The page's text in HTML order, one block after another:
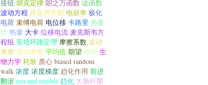
接链 胡克定律 朗之万函数 波函数
波动方程 薛定谔方程 电容率 极化
电荷 束缚电荷 电位移 卡路里 热量
计 热量 大卡 位移电流 麦克斯韦方
程组 安培环路定理 摩擦系数 滚动
摩擦 滑动摩擦 平均值 期望 概率 生
物力学 耗散 质心 biased random
walk 浓度 浓度梯度 趋化作用 前进
翻滚 run and tumble 趋化 大肠杆菌